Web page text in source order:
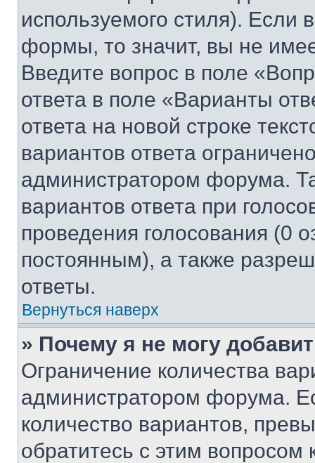
используемого стиля). Если
формы, то значит, вы не
Введите вопрос в поле
ответа в поле «Варианты
ответа на новой строке
вариантов ответа
администратором форума.
вариантов ответа при
проведения голосования (0
постоянным), а также
ответы.
Вернуться наверх
» Почему я не могу
Ограничение количества
администратором форума.
количество вариантов,
обратитесь с этим вопросом